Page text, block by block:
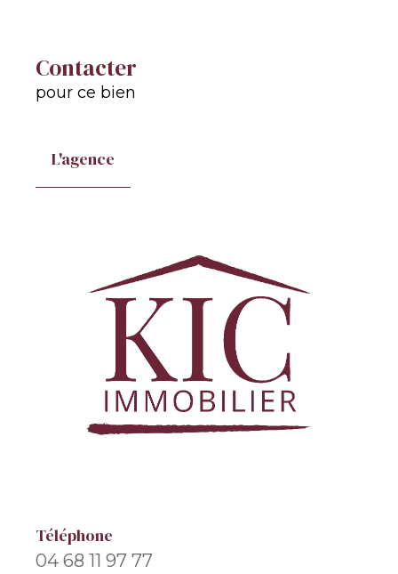
Contacter
pour ce bien
L'agence
Téléphone
04 68 11 97 77